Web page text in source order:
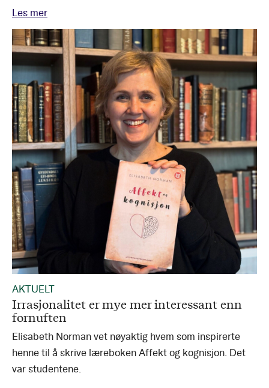
Les mer
AKTUELT
Irrasjonalitet er mye mer interessant enn
fornuften
Elisabeth Norman vet nøyaktig hvem som inspirerte
henne til å skrive læreboken Affekt og kognisjon. Det
var studentene.